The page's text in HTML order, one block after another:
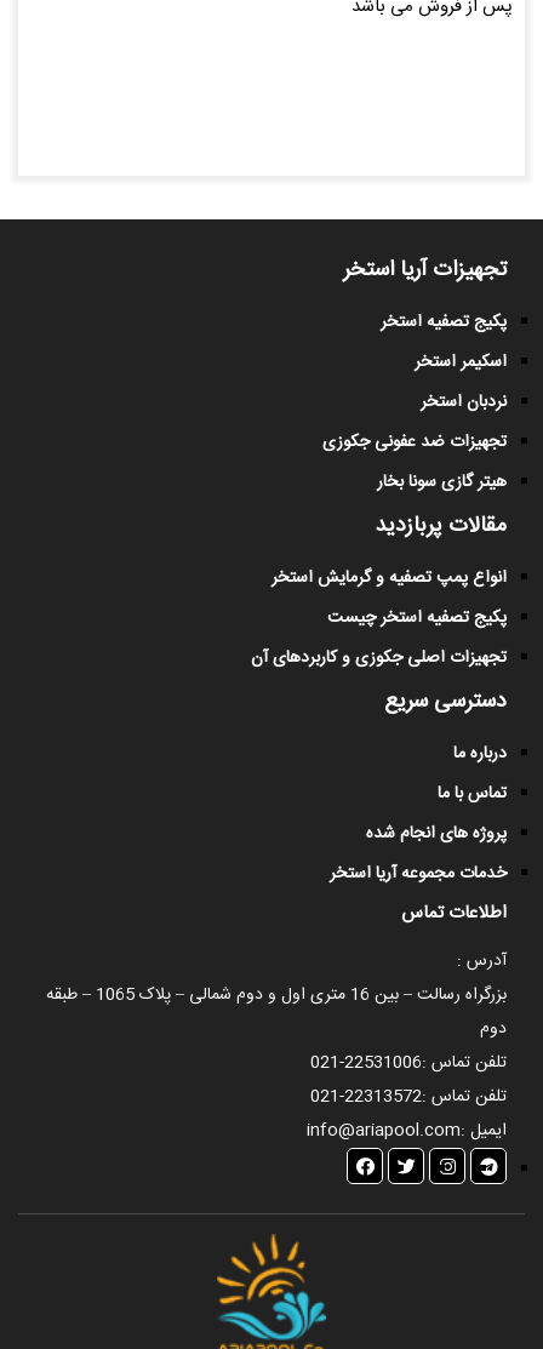
پس از فروش می باشد
تجهیزات آریا استخر
پکیج تصفیه استخر
اسکیمر استخر
نردبان استخر
تجهیزات ضد عفونی جکوزی
هیتر گازی سونا بخار
مقالات پربازدید
انواع پمپ تصفیه و گرمایش استخر
پکیج تصفیه استخر چیست
تجهیزات اصلی جکوزی و کاربردهای آن
دسترسی سریع
درباره ما
تماس با ما
پروژه های انجام شده
خدمات مجموعه آریا استخر
اطلاعات تماس
آدرس :
بزرگراه رسالت – بین 16 متری اول و دوم شمالی – پلاک 1065 – طبقه
دوم
تلفن تماس :021-22531006
تلفن تماس :021-22313572
ایمیل :info@ariapool.com